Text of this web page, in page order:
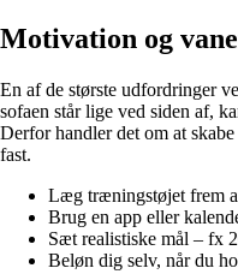
Motivation og
En af de største udfordringer
sofaen står lige ved siden af,
Derfor handler det om at
fast.
Læg træningstøjet frem
Brug en app eller
Sæt realistiske mål – fx
Beløn dig selv, når du